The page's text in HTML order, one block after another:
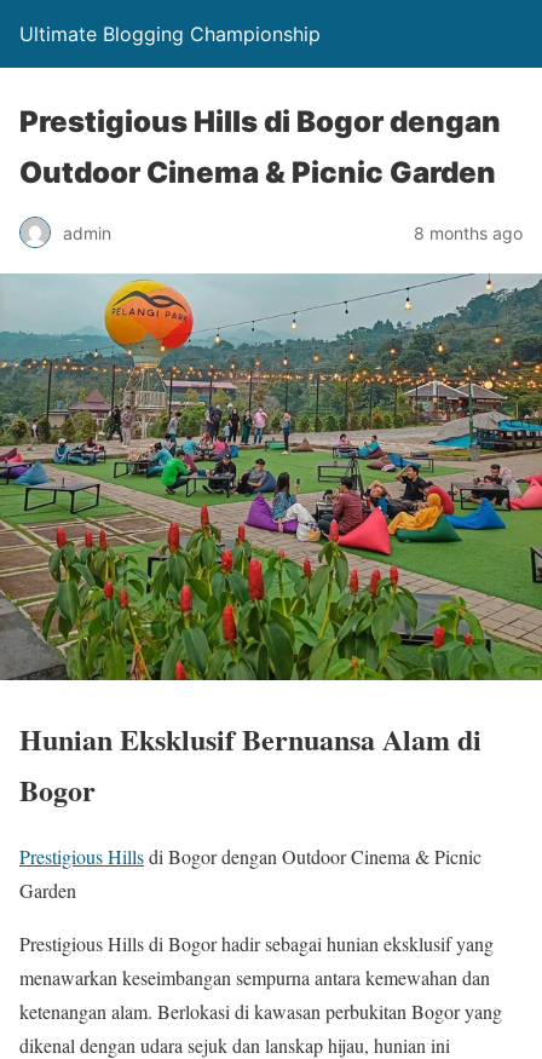
Ultimate Blogging Championship
Prestigious Hills di Bogor dengan
Outdoor Cinema & Picnic Garden
admin 8 months ago
Hunian Eksklusif Bernuansa Alam di
Bogor
Prestigious Hillsdi Bogor dengan Outdoor Cinema & Picnic
Garden
Prestigious Hills di Bogor hadir sebagai hunian eksklusif yang
menawarkan keseimbangan sempurna antara kemewahan dan
ketenangan alam. Berlokasi di kawasan perbukitan Bogor yang
dikenal dengan udara sejuk dan lanskap hijau, hunian ini